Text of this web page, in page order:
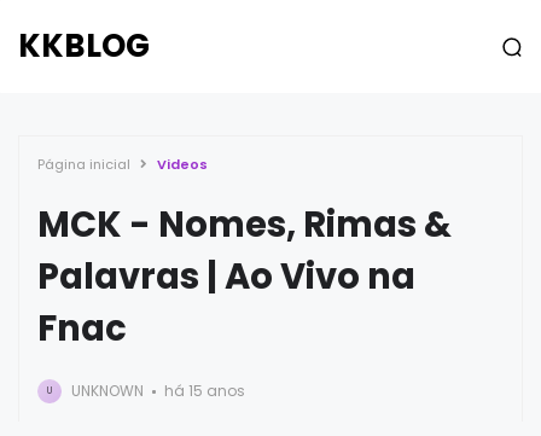
KKBLOG
Página inicial Videos
MCK - Nomes, Rimas &
Palavras | Ao Vivo na
Fnac
U UNKNOWN há 15 anos